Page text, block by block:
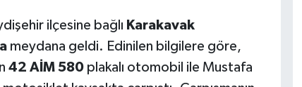
ilçesine bağlı Karakavak
meydana geldi. Edinilen bilgilere göre,
42 AİM 580plakalı otomobil ile Mustafa